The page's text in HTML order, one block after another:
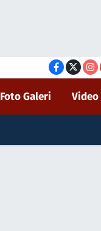
Foto Galeri Video